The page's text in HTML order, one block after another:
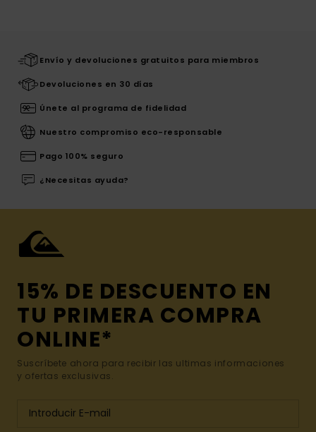
Envío y devoluciones gratuitos para miembros
Devoluciones en 30 días
Únete al programa de fidelidad
Nuestro compromiso eco-responsable
Pago 100% seguro
¿Necesitas ayuda?
15% DE DESCUENTO EN
TU PRIMERA COMPRA
ONLINE*
Suscríbete ahora para recibir las ultimas informaciones
y ofertas exclusivas.